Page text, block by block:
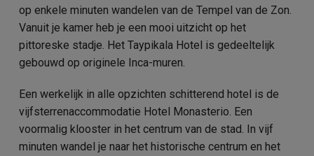
op enkele minuten wandelen van de Tempel van de Zon.
Vanuit je kamer heb je een mooi uitzicht op het
pittoreske stadje. Het Taypikala Hotel is gedeeltelijk
gebouwd op originele Inca-muren.
Een werkelijk in alle opzichten schitterend hotel is de
vijfsterrenaccommodatie Hotel Monasterio. Een
voormalig klooster in het centrum van de stad. In vijf
minuten wandel je naar het historische centrum en het